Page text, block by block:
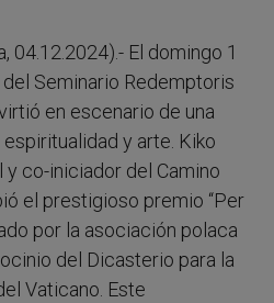
04.12.2024).- El domingo 1
Seminario Redemptoris
en escenario de una
y arte. Kiko
co-iniciador del Camino
el prestigioso premio “Per
por la asociación polaca
del Dicasterio para la
Vaticano. Este